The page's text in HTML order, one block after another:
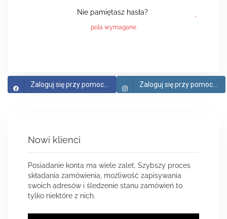
Nie pamiętasz hasła?
Zaloguj się przy pomocy Facebook Zaloguj się przy pomocy Instagram
Nowi klienci
Posiadanie konta ma wiele zalet. Szybszy proces
składania zamówienia, możliwość zapisywania
swoich adresów i śledzenie stanu zamówień to
tylko niektóre z nich.